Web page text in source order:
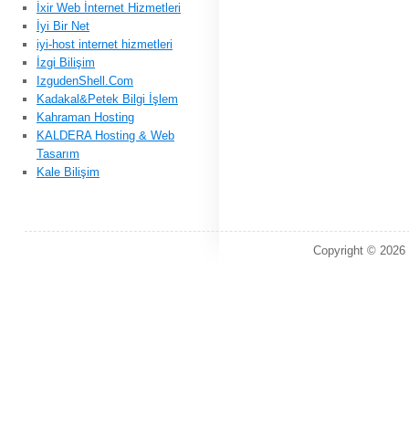
İxir Web İnternet Hizmetleri
İyi Bir Net
iyi-host internet hizmetleri
İzgi Bilişim
IzgudenShell.Com
Kadakal&Petek Bilgi İşlem
Kahraman Hosting
KALDERA Hosting & Web
Tasarım
Kale Bilişim
Copyright ©